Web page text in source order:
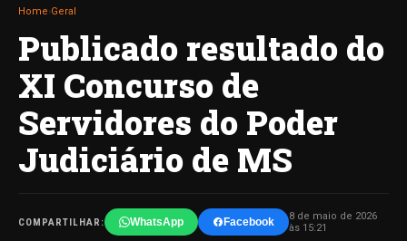
Home Geral
Publicado resultado do
XI Concurso de
Servidores do Poder
Judiciário de MS
COMPARTILHAR: WhatsApp Facebook
8 de maio de 2026
às 15:21